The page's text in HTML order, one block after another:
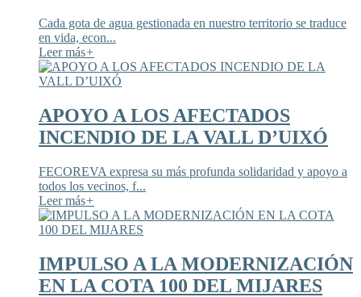
Cada gota de agua gestionada en nuestro territorio se traduce
en vida, econ...
Leer más+
APOYO A LOS AFECTADOS
INCENDIO DE LA VALL D’UIXÓ
FECOREVA expresa su más profunda solidaridad y apoyo a
todos los vecinos, f...
Leer más+
IMPULSO A LA MODERNIZACIÓN
EN LA COTA 100 DEL MIJARES